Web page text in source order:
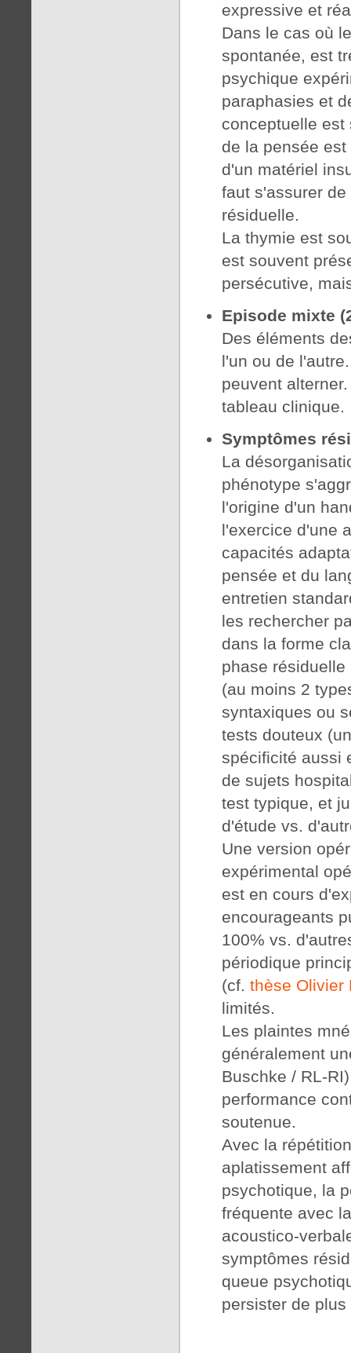
expressive et
Dans le cas où
spontanée, est
psychique
paraphasies et
conceptuelle est
de la pensée
d'un matériel
faut s'assurer
résiduelle.
La thymie est
est souvent
persécutive,
Episode mixte
Des éléments
l'un ou de
peuvent
tableau clinique.
Symptômes
La
phénotype
l'origine d'un
l'exercice d'une
capacités
pensée et du
entretien
les rechercher
dans la forme
phase
(au moins 2
syntaxiques ou
tests douteux
spécificité aussi
de sujets
test typique, et
d'étude vs.
Une version
expérimental
est en cours
encourageants
100% vs.
périodique
(cf. thèse Olivier
limités.
Les plaintes
généralement
Buschke / RL-
performance
soutenue.
Avec la
aplatissement
psychotique, la
fréquente avec
acoustico-
symptômes
queue
persister de